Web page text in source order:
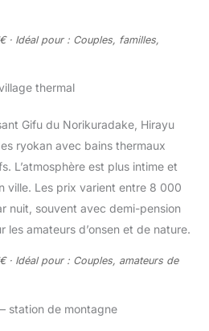
· Idéal pour : Couples, familles,
thermal
Gifu du Norikuradake, Hirayu
ryokan avec bains thermaux
L’atmosphère est plus intime et
ville. Les prix varient entre 8 000
nuit, souvent avec demi-pension
les amateurs d’onsen et de nature.
· Idéal pour : Couples, amateurs de
station de montagne